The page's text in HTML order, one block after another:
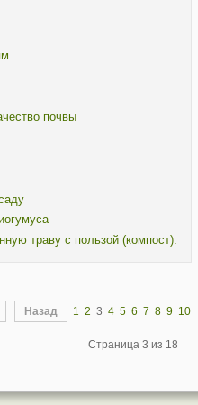
почвы
траву с пользой (компост).
Назад 1 2 3 4 5 6 7 8 9 10
Страница 3 из 18